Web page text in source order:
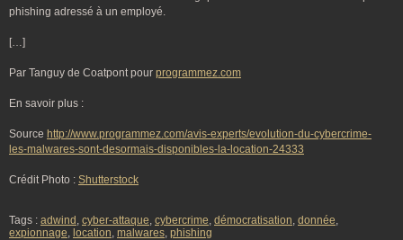
phishing adressé à un employé.
[…]
Par Tanguy de Coatpont pour programmez.com
En savoir plus :
Source http://www.programmez.com/avis-experts/evolution-du-cybercrime-
les-malwares-sont-desormais-disponibles-la-location-24333
Crédit Photo : Shutterstock
Tags : adwind , cyber-attaque, cybercrime, démocratisation, donnée,
expionnage, location, malwares, phishing